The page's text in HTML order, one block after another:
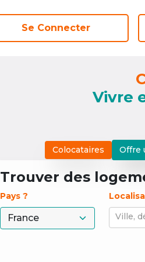
Se Connecter
Se Connecter
Vivre
Colocataires Offre
Trouver des
Pays ?
Ville,